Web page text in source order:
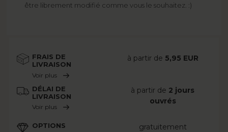
être librement modifié comme vous le souhaitez. :)
FRAIS DE
LIVRAISON
Voir plus
à partir de 5,95 EUR
DÉLAI DE
LIVRAISON
Voir plus
à partir de 2 jours
ouvrés
OPTIONS gratuitement